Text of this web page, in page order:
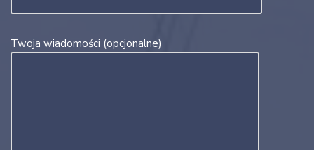
Twoja wiadomości (opcjonalne)